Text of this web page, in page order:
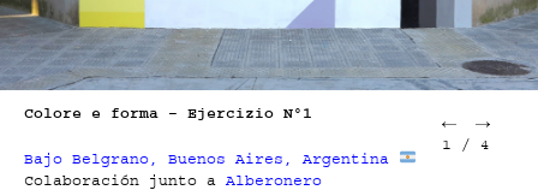
1 / 4
Colore e forma – Ejercizio Nº1
Bajo Belgrano, Buenos Aires, Argentina
Colaboración junto a Alberonero